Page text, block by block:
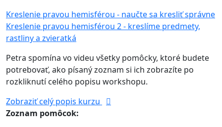
Kreslenie pravou hemisférou - naučte sa kresliť správne
Kreslenie pravou hemisférou 2 - kreslíme predmety,
rastliny a zvieratká
Petra spomína vo videu všetky pomôcky, ktoré budete
potrebovať, ako písaný zoznam si ich zobrazíte po
rozkliknutí celého popisu workshopu.
Zobraziť celý popis kurzu
Zoznam pomôcok: